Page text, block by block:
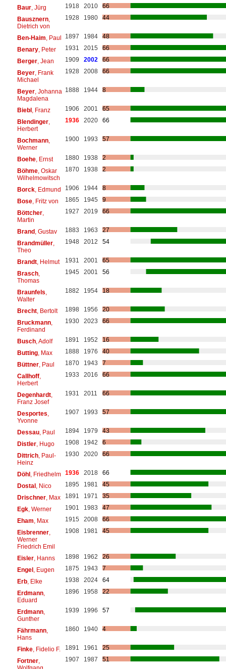
Baur, Jürg 1918 2010
66
Bausznern,
Dietrich von
1928 1980 44
Ben-Haim , Paul 1897 1984
48
Benary, Peter 1931 2015
66
Berger, Jean 1909 2002
66
Beyer, Frank
Michael
1928 2008 66
Beyer, Johanna
Magdalena
1888 1944 8
Biebl, Franz 1906 2001
65
Blendinger,
Herbert
1936 2020 66
Bochmann,
Werner
1900 1993 57
Boehe, Ernst 1880 1938
2
Böhme, Oskar
Wilhelmowitsch
1870 1938 2
Borck, Edmund 1906 1944
8
Bose, Fritz von 1865 1945
9
Böttcher,
Martin
1927 2019 66
Brand, Gustav 1883 1963
27
Brandmüller,
Theo
1948 2012 54
Brandt, Helmut 1931 2001
65
Brasch,
Thomas
1945 2001 56
Braunfels
Walter
1882 1954 18
Brecht, Bertolt 1898 1956
20
Bruckmann,
Ferdinand
1930 2023 66
Busch, Adolf 1891 1952
16
Butting, Max 1888 1976
40
Büttner, Paul 1870 1943
7
Callhoff,
Herbert
1933 2016 66
Degenhardt,
Franz Josef
1931 2011 66
Desportes
Yvonne
1907 1993 57
Dessau, Paul 1894 1979
43
Distler, Hugo 1908 1942
6
Dittrich, Paul-
Heinz
1930 2020 66
Döhl, Friedhelm 1936 2018
66
Dostal, Nico 1895 1981
45
Drischner, Max 1891 1971
35
Egk, Werner 1901 1983
47
Eham , Max 1915 2008
66
Eisbrenner,
Werner
Friedrich Emil
1908 1981 45
Eisler, Hanns 1898 1962
26
Engel, Eugen 1875 1943
7
Erb, Elke 1938 2024
64
Erdmann,
Eduard
1896 1958 22
Erdmann,
Gunther
1939 1996 57
Fährmann,
Hans
1860 1940 4
Finke, Fidelio F. 1891 1961
25
Fortner,
1907 1987 51